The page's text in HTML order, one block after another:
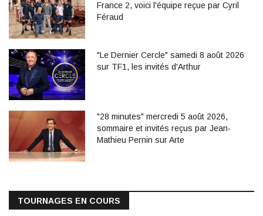
France 2, voici l'équipe reçue par Cyril
Féraud
"Le Dernier Cercle" samedi 8 août 2026
sur TF1, les invités d'Arthur
"28 minutes" mercredi 5 août 2026,
sommaire et invités reçus par Jean-
Mathieu Pernin sur Arte
TOURNAGES EN COURS